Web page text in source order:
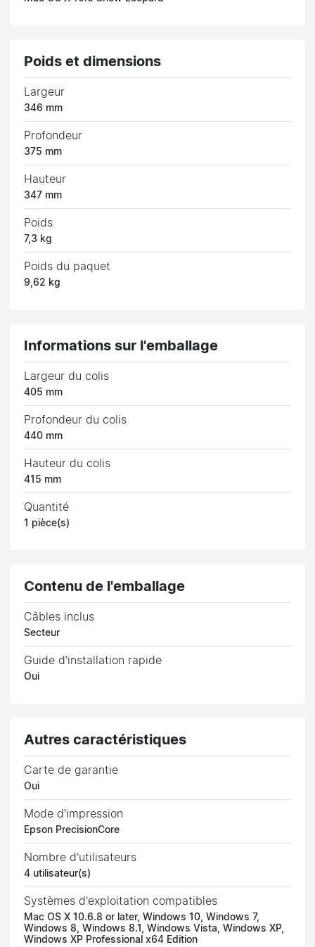
Poids et dimensions
Largeur
346 mm
Profondeur
375 mm
Hauteur
347 mm
Poids
7,3 kg
Poids du paquet
9,62 kg
Informations sur l'emballage
Largeur du colis
405 mm
Profondeur du colis
440 mm
Hauteur du colis
415 mm
Quantité
1 pièce(s)
Contenu de l'emballage
Câbles inclus
Secteur
Guide d'installation rapide
Oui
Autres caractéristiques
Carte de garantie
Oui
Mode d'impression
Epson PrecisionCore
Nombre d'utilisateurs
4 utilisateur(s)
Systèmes d'exploitation compatibles
Mac OS X 10.6.8 or later, Windows 10, Windows 7,
Windows 8, Windows 8.1, Windows Vista, Windows XP,
Windows XP Professional x64 Edition